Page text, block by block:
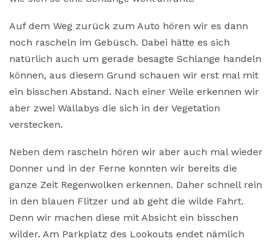
Auf dem Weg zurück zum Auto hören wir es dann
noch rascheln im Gebüsch. Dabei hätte es sich
natürlich auch um gerade besagte Schlange handeln
können, aus diesem Grund schauen wir erst mal mit
ein bisschen Abstand. Nach einer Weile erkennen wir
aber zwei Wallabys die sich in der Vegetation
verstecken.
Neben dem rascheln hören wir aber auch mal wieder
Donner und in der Ferne konnten wir bereits die
ganze Zeit Regenwolken erkennen. Daher schnell rein
in den blauen Flitzer und ab geht die wilde Fahrt.
Denn wir machen diese mit Absicht ein bisschen
wilder. Am Parkplatz des Lookouts endet nämlich